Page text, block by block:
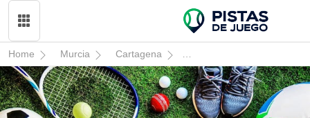
Home Murcia Cartagena C.d.s.c.a. De Mptm “icue“